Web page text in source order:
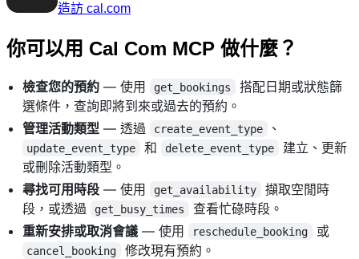
造訪 cal.com
你可以用 Cal Com MCP 做什麼？
檢查您的預約 — 使用 get_bookings
搭配日期或狀態篩
選條件，查詢即將到來或過去的預約。
管理活動類型 — 透過 create_event_type 、
update_event_type 和 delete_event_type
建立、更新
或刪除活動類型。
尋找可用時段 — 使用 get_availability
擷取空閒時
段，或透過
get_busy_times
查看忙碌時段。
重新安排或取消會議 — 使用 reschedule_booking 或
cancel_booking
修改現有預約。